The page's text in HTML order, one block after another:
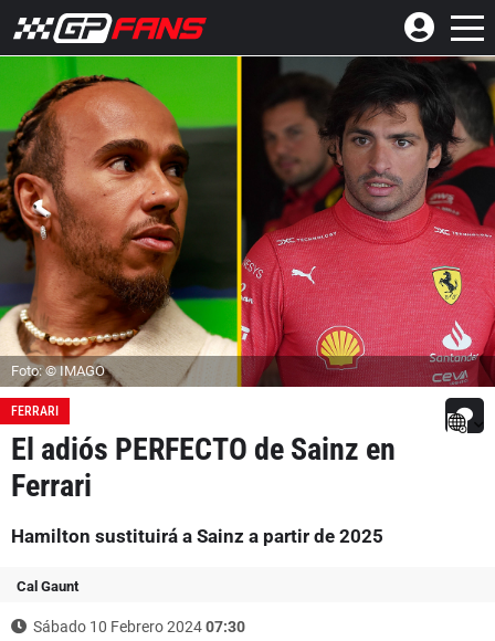
Foto: © IMAGO
FERRARI
El adiós PERFECTO de Sainz en
Ferrari
Hamilton sustituirá a Sainz a partir de 2025
Cal Gaunt
Sábado 10 Febrero 202407:30